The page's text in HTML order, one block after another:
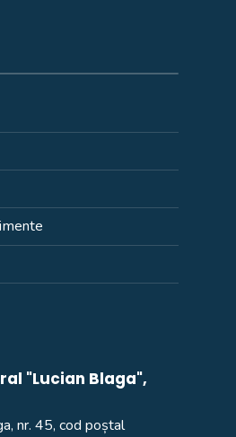
"Lucian Blaga",
nr. 45, cod poștal